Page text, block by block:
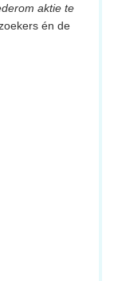
aktie te
én de